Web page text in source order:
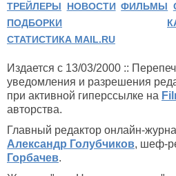
ТРЕЙЛЕРЫ НОВОСТИ ФИЛЬМЫ
ПОДБОРКИ
СТАТИСТИКА MAIL.RU
Издается с 13/03/2000 ::
уведомления и разрешения
при активной гиперссылке на
авторства.
Главный редактор онлайн-
Александр Голубчиков, шеф-
Горбачев.